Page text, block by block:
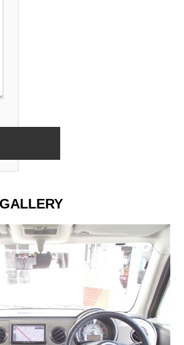
GALLERY